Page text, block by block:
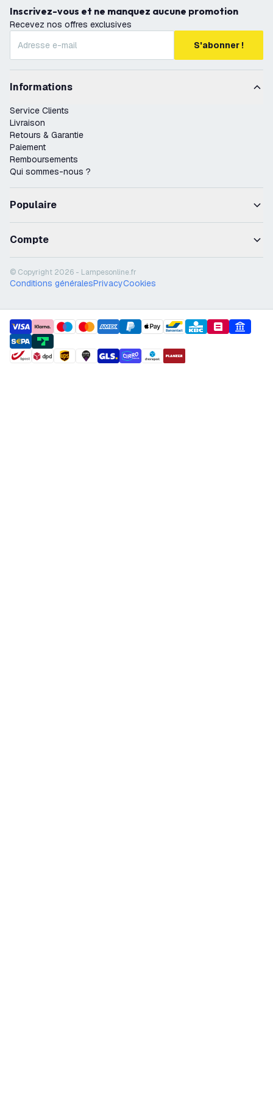
Inscrivez-vous et ne manquez aucune promotion
Recevez nos offres exclusives
S'abonner !
Informations
Service Clients
Livraison
Retours & Garantie
Paiement
Remboursements
Qui sommes-nous ?
Populaire
Compte
© Copyright 2026 - Lampesonline.fr
Conditions généralesPrivacyCookies
payment methods
shipment methods